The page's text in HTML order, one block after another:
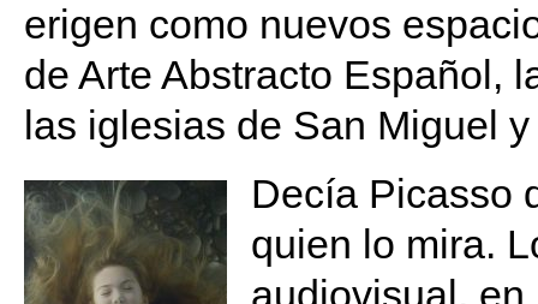
erigen como nuevos
de Arte Abstracto Español,
las iglesias de San Miguel
Decía Picasso
quien lo mira.
audiovisual,